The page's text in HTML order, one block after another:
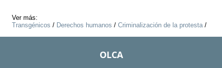
Ver más:
Transgénicos / Derechos humanos / Criminalización de la protesta/
OLCA